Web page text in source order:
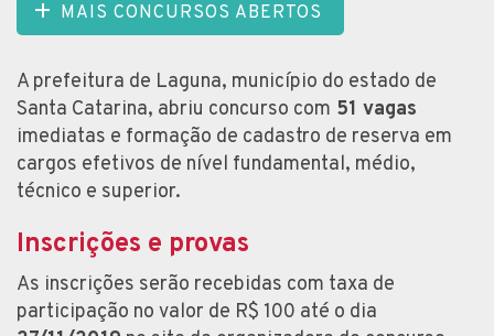
MAIS CONCURSOS ABERTOS
A prefeitura de Laguna, município do estado de
Santa Catarina, abriu concurso com 51 vagas
imediatas e formação de cadastro de reserva em
cargos efetivos de nível fundamental, médio,
técnico e superior.
Inscrições e provas
As inscrições serão recebidas com taxa de
participação no valor de R$ 100 até o dia